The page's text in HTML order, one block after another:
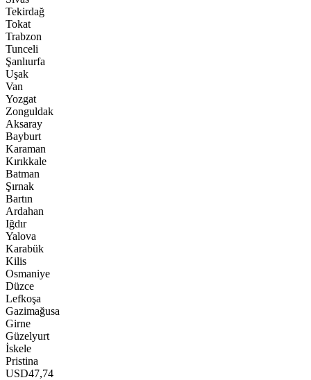
Tekirdağ
Tokat
Trabzon
Tunceli
Şanlıurfa
Uşak
Van
Yozgat
Zonguldak
Aksaray
Bayburt
Karaman
Kırıkkale
Batman
Şırnak
Bartın
Ardahan
Iğdır
Yalova
Karabük
Kilis
Osmaniye
Düzce
Lefkoşa
Gazimağusa
Girne
Güzelyurt
İskele
Pristina
USD47,74